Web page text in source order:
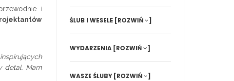
i
detal. Mam
ŚLUB I WESELE [ROZWIŃ ]
WYDARZENIA [ROZWIŃ ]
WASZE ŚLUBY [ROZWIŃ ]